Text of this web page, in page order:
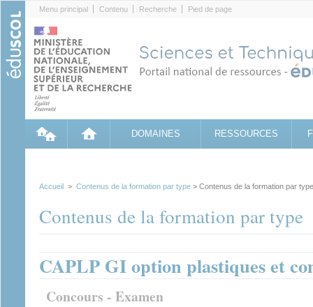
Menu principal Contenu Recherche Pied de page
DOMAINES RESSOURCES
Accueil > Contenus de la formation par type > Contenus de la formation par type
Contenus de la formation par type
CAPLP GI option plastiques et
Concours - Examen